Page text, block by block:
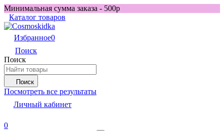
Минимальная сумма заказа - 500р
Каталог товаров
Избранное0
Поиск
Поиск
Поиск
Посмотреть все результаты
Личный кабинет
0